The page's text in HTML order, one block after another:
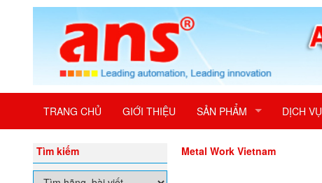
TRANG CHỦ GIỚI THIỆU SẢN PHẨM DỊCH VỤ
Tìm kiếm
Metal Work Vietnam